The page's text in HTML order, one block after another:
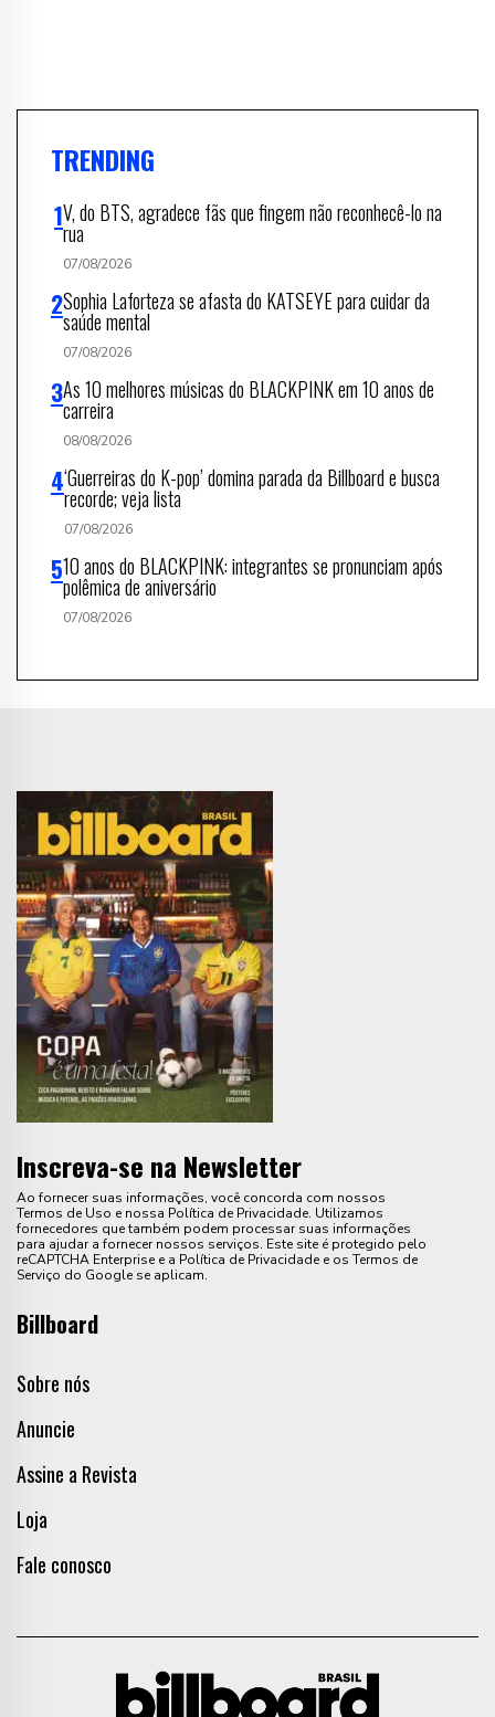
TRENDING
V, do BTS, agradece fãs que fingem não reconhecê-lo na
rua
07/08/2026
Sophia Laforteza se afasta do KATSEYE para cuidar da
saúde mental
07/08/2026
As 10 melhores músicas do BLACKPINK em 10 anos de
carreira
08/08/2026
‘Guerreiras do K-pop’ domina parada da Billboard e busca
recorde; veja lista
07/08/2026
10 anos do BLACKPINK: integrantes se pronunciam após
polêmica de aniversário
07/08/2026
Inscreva-se na Newsletter
Ao fornecer suas informações, você concorda com nossos
Termos de Uso e nossa Política de Privacidade. Utilizamos
fornecedores que também podem processar suas informações
para ajudar a fornecer nossos serviços. Este site é protegido pelo
reCAPTCHA Enterprise e a Política de Privacidade e os Termos de
Serviço do Google se aplicam.
Billboard
Sobre nós
Anuncie
Assine a Revista
Loja
Fale conosco